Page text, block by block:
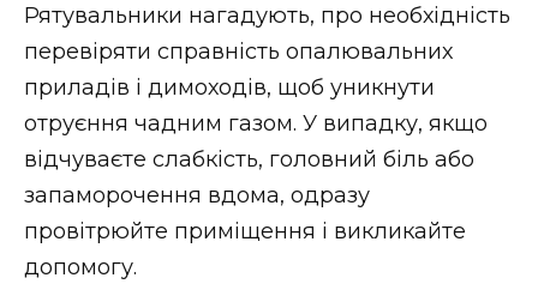
Рятувальники нагадують, про необхідність
перевіряти справність опалювальних
приладів і димоходів, щоб уникнути
отруєння чадним газом. У випадку, якщо
відчуваєте слабкість, головний біль або
запаморочення вдома, одразу
провітрюйте приміщення і викликайте
допомогу.